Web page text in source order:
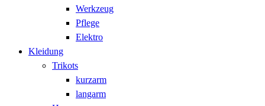
Werkzeug
Pflege
Elektro
Kleidung
Trikots
kurzarm
langarm